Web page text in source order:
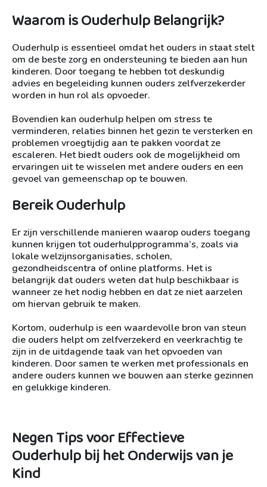
Waarom is Ouderhulp Belangrijk?
Ouderhulp is essentieel omdat het ouders in staat stelt
om de beste zorg en ondersteuning te bieden aan hun
kinderen. Door toegang te hebben tot deskundig
advies en begeleiding kunnen ouders zelfverzekerder
worden in hun rol als opvoeder.
Bovendien kan ouderhulp helpen om stress te
verminderen, relaties binnen het gezin te versterken en
problemen vroegtijdig aan te pakken voordat ze
escaleren. Het biedt ouders ook de mogelijkheid om
ervaringen uit te wisselen met andere ouders en een
gevoel van gemeenschap op te bouwen.
Bereik Ouderhulp
Er zijn verschillende manieren waarop ouders toegang
kunnen krijgen tot ouderhulpprogramma’s, zoals via
lokale welzijnsorganisaties, scholen,
gezondheidscentra of online platforms. Het is
belangrijk dat ouders weten dat hulp beschikbaar is
wanneer ze het nodig hebben en dat ze niet aarzelen
om hiervan gebruik te maken.
Kortom, ouderhulp is een waardevolle bron van steun
die ouders helpt om zelfverzekerd en veerkrachtig te
zijn in de uitdagende taak van het opvoeden van
kinderen. Door samen te werken met professionals en
andere ouders kunnen we bouwen aan sterke gezinnen
en gelukkige kinderen.
Negen Tips voor Effectieve
Ouderhulp bij het Onderwijs van je
Kind